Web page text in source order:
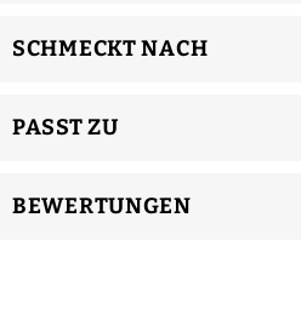
SCHMECKT NACH
PASST ZU
BEWERTUNGEN